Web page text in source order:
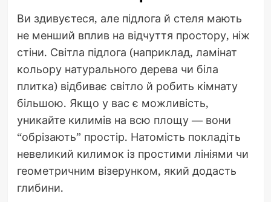
Ви здивуєтеся, але підлога й стеля мають
не менший вплив на відчуття простору, ніж
стіни. Світла підлога (наприклад, ламінат
кольору натурального дерева чи біла
плитка) відбиває світло й робить кімнату
більшою. Якщо у вас є можливість,
уникайте килимів на всю площу — вони
“обрізають” простір. Натомість покладіть
невеликий килимок із простими лініями чи
геометричним візерунком, який додасть
глибини.